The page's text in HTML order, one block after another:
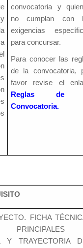
convocatoria y
no cumplan con
exigencias
para concursar.
Para conocer las
de la convocatoria,
favor revise el
Reglas de
Convocatoria.
FICHA
PRINCIPALES
Y TRAYECTORIA